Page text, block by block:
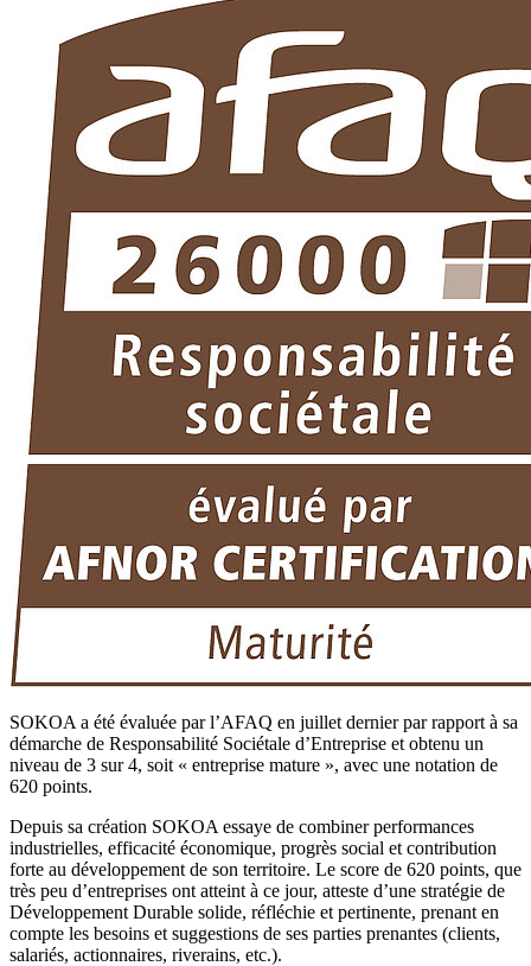
SOKOA a été évaluée par l’AFAQ en juillet dernier par rapport à sa
démarche de Responsabilité Sociétale d’Entreprise et obtenu un
niveau de 3 sur 4, soit « entreprise mature », avec une notation de
620 points.
Depuis sa création SOKOA essaye de combiner performances
industrielles, efficacité économique, progrès social et contribution
forte au développement de son territoire. Le score de 620 points, que
très peu d’entreprises ont atteint à ce jour, atteste d’une stratégie de
Développement Durable solide, réfléchie et pertinente, prenant en
compte les besoins et suggestions de ses parties prenantes (clients,
salariés, actionnaires, riverains, etc.).